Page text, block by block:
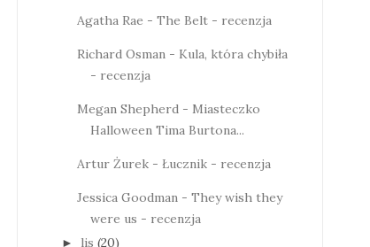
Agatha Rae - The Belt - recenzja
Richard Osman - Kula, która chybiła
- recenzja
Megan Shepherd - Miasteczko
Halloween Tima Burtona...
Artur Żurek - Łucznik - recenzja
Jessica Goodman - They wish they
were us - recenzja
► lis (20)